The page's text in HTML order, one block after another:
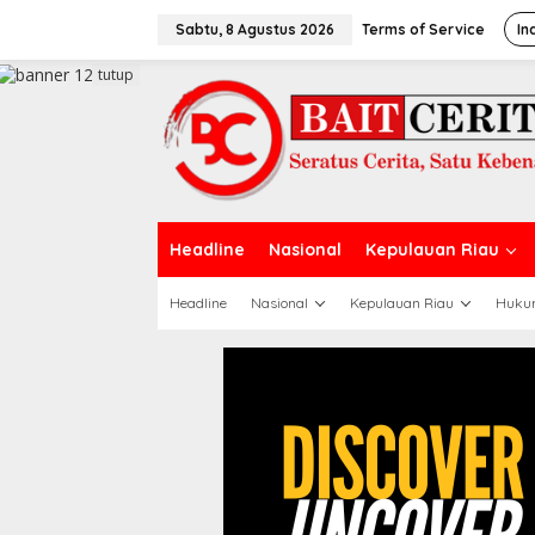
a
Sabtu, 8 Agustus 2026 Terms of Service
Headline Nasional Kepulauan Riau
Headline Nasional Kepulauan Riau
tutup